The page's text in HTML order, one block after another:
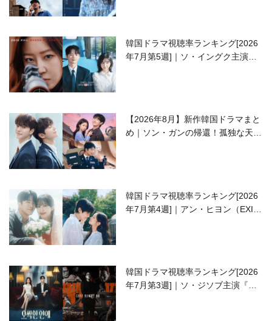
韓国ドラマ視聴率ランキング[2026
年7月第5週]｜ソ・イングク主演の
【2026年8月】新作韓国ドラマまと
め｜ソン・ガンの帰還！孤独な天才
韓国ドラマ視聴率ランキング[2026
年7月第4週]｜アン・ヒヨン（EXID
韓国ドラマ視聴率ランキング[2026
年7月第3週]｜ソ・ジソブ主演『エ